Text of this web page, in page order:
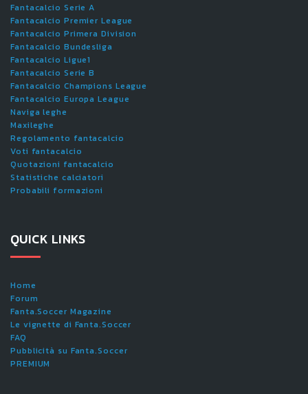
Fantacalcio Serie A
Fantacalcio Premier League
Fantacalcio Primera Division
Fantacalcio Bundesliga
Fantacalcio Ligue1
Fantacalcio Serie B
Fantacalcio Champions League
Fantacalcio Europa League
Naviga leghe
Maxileghe
Regolamento fantacalcio
Voti fantacalcio
Quotazioni fantacalcio
Statistiche calciatori
Probabili formazioni
QUICK LINKS
Home
Forum
Fanta.Soccer Magazine
Le vignette di Fanta.Soccer
FAQ
Pubblicità su Fanta.Soccer
PREMIUM